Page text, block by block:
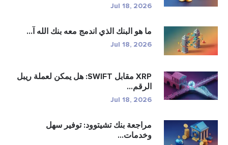
Jul 18, 2026
ما هو البنك الذي اندمج معه بنك الله آ...
Jul 18, 2026
XRP مقابل SWIFT: هل يمكن لعملة ريبل
الرقم...
Jul 18, 2026
مراجعة بنك تشيتوود: توفير سهل
وخدمات...